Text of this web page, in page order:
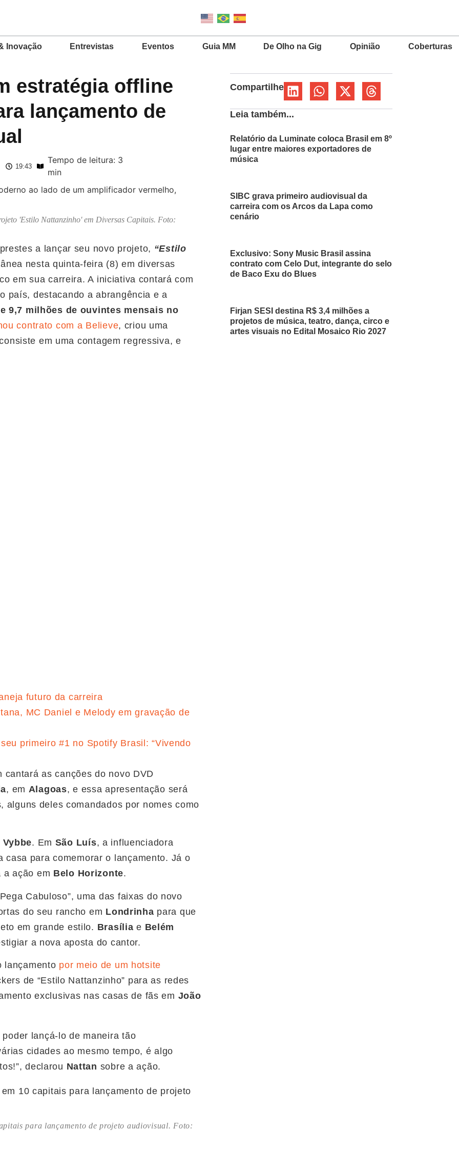
Inovação Entrevistas Eventos Guia MM De Olho na Gig Opinião Coberturas
estratégia offline
lançamento de
19:43
Tempo de leitura: 3
min
'Estilo Nattanzinho' em Diversas Capitais. Foto:
a lançar seu novo projeto, “Estilo
nesta quinta-feira (8) em diversas
em sua carreira. A iniciativa contará com
país, destacando a abrangência e a
9,7 milhões de ouvintes mensais no
contrato com a Believe, criou uma
em uma contagem regressiva, e
futuro da carreira
MC Daniel e Melody em gravação de
primeiro #1 no Spotify Brasil: “Vivendo
as canções do novo DVD
, em Alagoas, e essa apresentação será
deles comandados por nomes como
Vybbe. Em São Luís, a influenciadora
casa para comemorar o lançamento. Já o
a ação em Belo Horizonte.
Cabuloso”, uma das faixas do novo
do seu rancho em Londrinha para que
em grande estilo. Brasília e Belém
a nova aposta do cantor.
lançamento por meio de um hotsite
de “Estilo Nattanzinho” para as redes
exclusivas nas casas de fãs em João
lançá-lo de maneira tão
cidades ao mesmo tempo, é algo
declarou Nattan sobre a ação.
para lançamento de projeto audiovisual. Foto:
Compartilhe
Leia também...
Relatório da Luminate coloca Brasil em 8º
lugar entre maiores exportadores de
música
SIBC grava primeiro audiovisual da
carreira com os Arcos da Lapa como
cenário
Exclusivo: Sony Music Brasil assina
contrato com Celo Dut, integrante do selo
de Baco Exu do Blues
Firjan SESI destina R$ 3,4 milhões a
projetos de música, teatro, dança, circo e
artes visuais no Edital Mosaico Rio 2027